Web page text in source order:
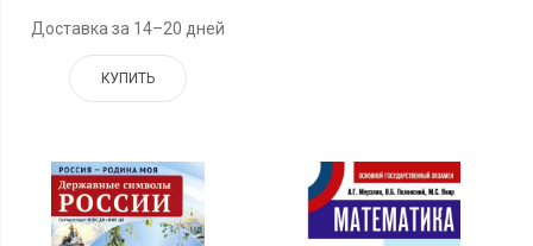
Доставка за 14–20 дней
КУПИТЬ